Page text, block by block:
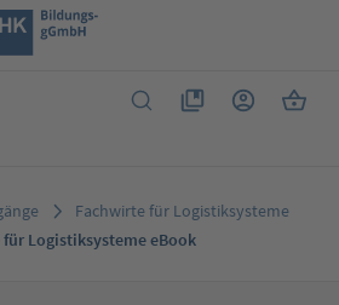
Du hast 0 Produkte
Fachwirte für Logistiksysteme
Logistiksysteme eBook